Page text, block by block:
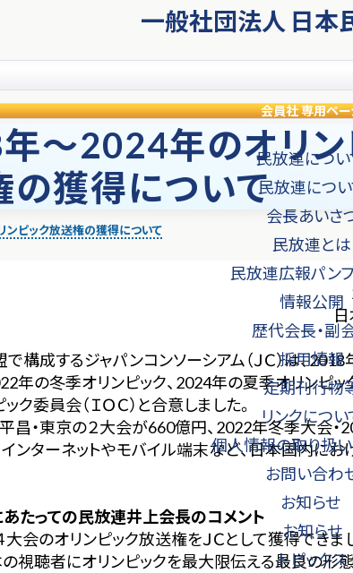
一般社団法人 日本
会員社専用ペー
民放連につい
民放連につい
会長あいさ
民放連とは
民放連広報パンフ
情報公開
歴代会長・副
採用情報
定期刊行物
リンクについ
個人情報の取り扱
お問い合わ
お知らせ
お知らせ
トピックス
～2024年のオリン
の獲得について
ンピック放送権の獲得について
日
成するジャパンコンソーシアム（ＪＣ）は、
年の冬季オリンピック、2024年の夏季オリンピ
委員会（ＩＯＣ）と合意しました。
昌・東京の２大会が660億円、2022年冬季大会・
インターネットやモバイル端末など、日本国内にお
たっての民放連井上会長のコメント
会のオリンピック放送権をＪＣとして獲得できま
視聴者にオリンピックを最大限伝える最良の形